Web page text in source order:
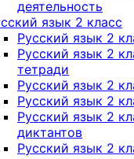
деятельность
язык 2 класс
Русский язык 2
Русский язык 2
тетради
Русский язык 2
Русский язык 2
Русский язык 2
диктантов
Русский язык 2